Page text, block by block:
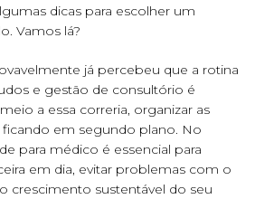
dicas para escolher um
Vamos lá?
já percebeu que a rotina
e gestão de consultório é
a essa correria, organizar as
em segundo plano. No
para médico é essencial para
em dia, evitar problemas com o
crescimento sustentável do seu